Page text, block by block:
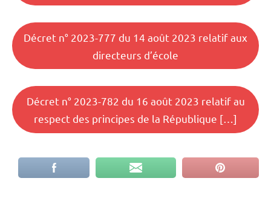
Décret n° 2023-777 du 14 août 2023 relatif aux
directeurs d’école
Décret n° 2023-782 du 16 août 2023 relatif au
respect des principes de la République […]